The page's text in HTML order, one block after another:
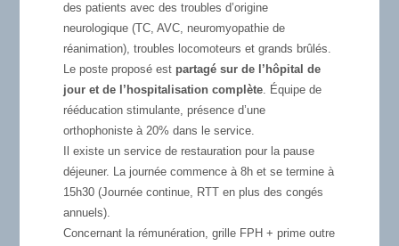
des patients avec des troubles d’origine
neurologique (TC, AVC, neuromyopathie de
réanimation), troubles locomoteurs et grands brûlés.
Le poste proposé est partagé sur de l’hôpital de
jour et de l’hospitalisation complète. Équipe de
rééducation stimulante, présence d’une
orthophoniste à 20% dans le service.
Il existe un service de restauration pour la pause
déjeuner. La journée commence à 8h et se termine à
15h30 (Journée continue, RTT en plus des congés
annuels).
Concernant la rémunération, grille FPH + prime outre